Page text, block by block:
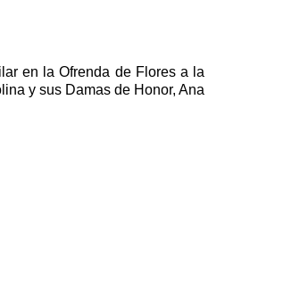
en la Ofrenda de Flores a la
y sus Damas de Honor, Ana